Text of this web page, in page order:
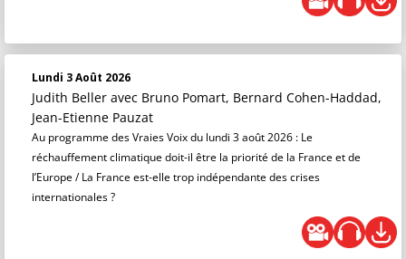
Lundi 3 Août 2026
Judith Beller avec Bruno Pomart, Bernard Cohen-Haddad,
Jean-Etienne Pauzat
Au programme des Vraies Voix du lundi 3 août 2026 : Le
réchauffement climatique doit-il être la priorité de la France et de
l’Europe / La France est-elle trop indépendante des crises
internationales ?